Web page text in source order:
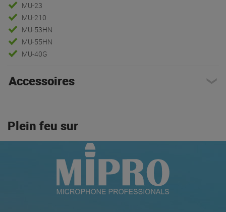
MU-23
MU-210
MU-53HN
MU-55HN
MU-40G
Accessoires
Plein feu sur